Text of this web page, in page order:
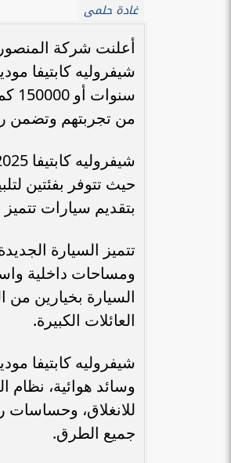
غادة حلمى
أعلنت شركة
من تجربتهم وتضمن
حيث تتوفر بفئتين
بتقديم سيارات
تتميز السيارة
ومساحات داخلية
العائلات الكبيرة.
وسائد هوائية، نظام
جميع الطرق.